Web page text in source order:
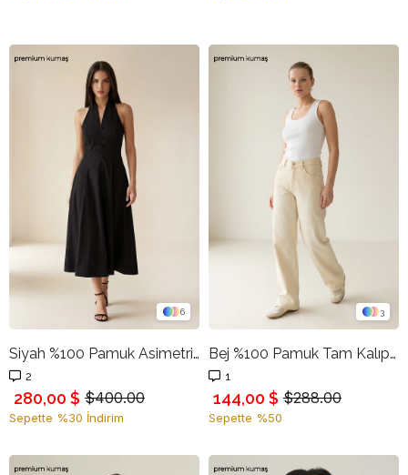
6
Siyah %100 Pamuk Asimetrik Yaka Detaylı Belden Oturtmalı Rahat Kesim Midi Elbise
2
$400.00
280,00 $
Sepette %30 İndirim
3
Bej %100 Pamuk Tam Kalıp Rahat Kesim Jean
1
$288.00
144,00 $
Sepette %50